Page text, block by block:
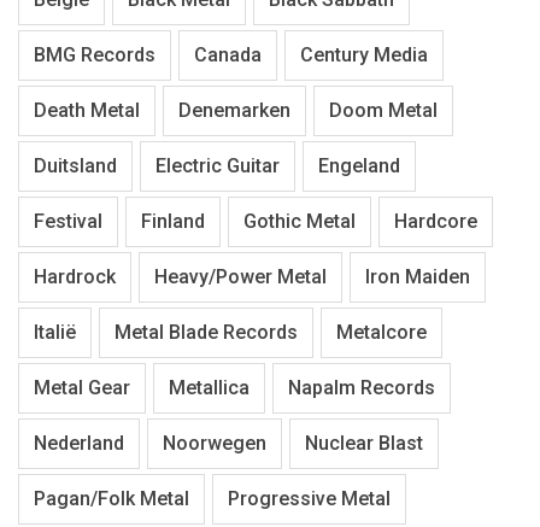
BMG Records Canada Century Media
Death Metal Denemarken Doom Metal
Duitsland Electric Guitar Engeland
Festival Finland Gothic Metal Hardcore
Hardrock Heavy/Power Metal Iron Maiden
Italië Metal Blade Records Metalcore
Metal Gear Metallica Napalm Records
Nederland Noorwegen Nuclear Blast
Pagan/Folk Metal Progressive Metal